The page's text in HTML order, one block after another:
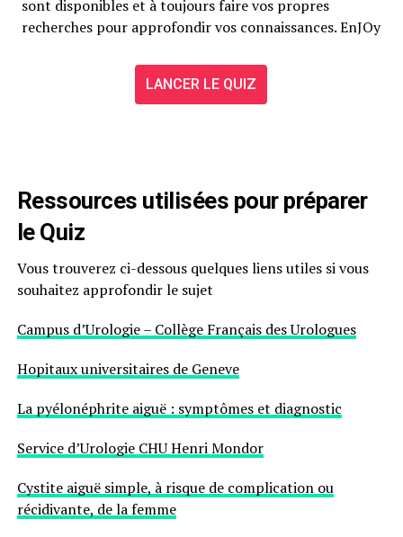
sont disponibles et à toujours faire vos propres
recherches pour approfondir vos connaissances. EnJOy
LANCER LE QUIZ
Ressources utilisées pour préparer
le Quiz
Vous trouverez ci-dessous quelques liens utiles si vous
souhaitez approfondir le sujet
Campus d’Urologie – Collège Français des Urologues
Hopitaux universitaires de Geneve
La pyélonéphrite aiguë : symptômes et diagnostic
Service d’Urologie CHU Henri Mondor
Cystite aiguë simple, à risque de complication ou
récidivante, de la femme